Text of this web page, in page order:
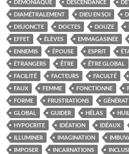
DÉMONIAQUE DESCENDANCE
DIAMÉTRALEMENT
DIEU EN SOI
DISJONCTE
DOCTES DOUZE
EFFET
ÉLÈVES EMMAGASINÉE
ENNEMIS
ÉPOUSE ESPRIT
ÉTRANGERS
ÊTRE ÊTRE GLOBAL
FACILITÉ
FACTEURS FACULTÉ
FAUX
FEMME FONCTIONNE
FORME
FRUSTRATIONS
GLOBAL
GUIDER HÉLAS
HYPOCRITE
IDÉATION IDÉAUX
ILLUMINER
IMAGINATION
IMPOSER
INCARNATIONS